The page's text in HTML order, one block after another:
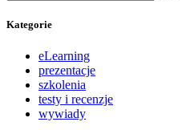
Kategorie
eLearning
prezentacje
szkolenia
testy i recenzje
wywiady